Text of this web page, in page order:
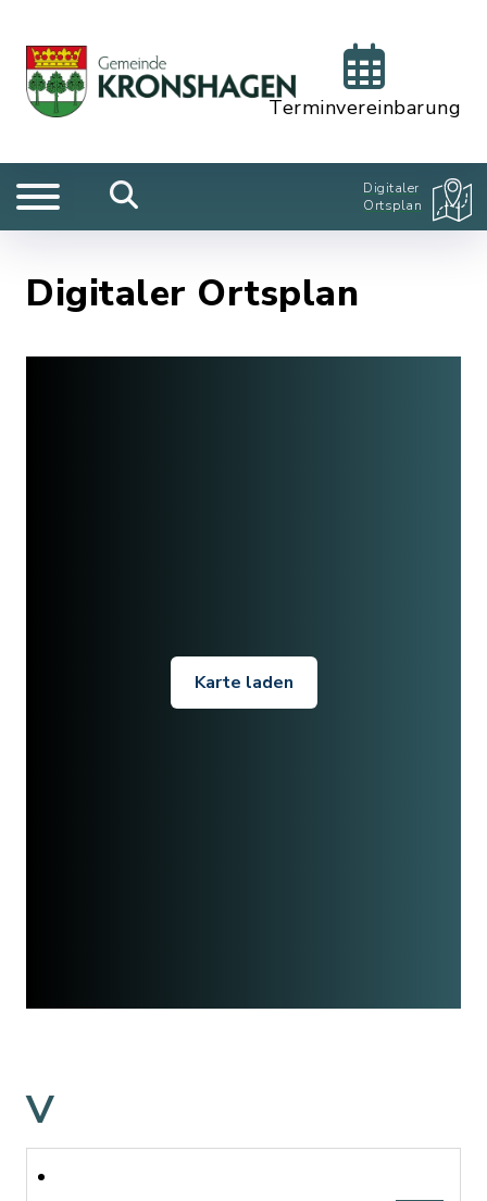
Terminvereinbarung
Digitaler
Ortsplan
Digitaler Ortsplan
Karte laden
V